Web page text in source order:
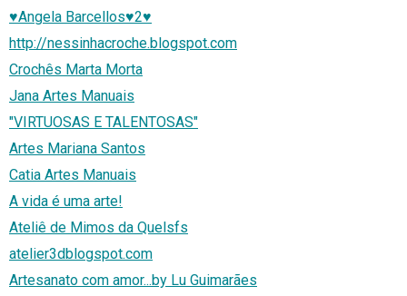
♥Angela Barcellos♥2♥
http://nessinhacroche.blogspot.com
Crochês Marta Morta
Jana Artes Manuais
"VIRTUOSAS E TALENTOSAS"
Artes Mariana Santos
Catia Artes Manuais
A vida é uma arte!
Ateliê de Mimos da Quelsfs
atelier3dblogspot.com
Artesanato com amor...by Lu Guimarães